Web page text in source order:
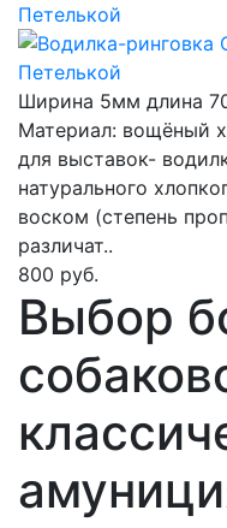
Петелькой
Ширина 5мм длина
Материал: вощёный
для выставок-
натурального
воском (степень
различат..
800 руб.
Выбор